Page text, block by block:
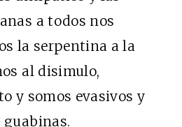
a todos nos
la serpentina a la
al disimulo,
y somos evasivos y